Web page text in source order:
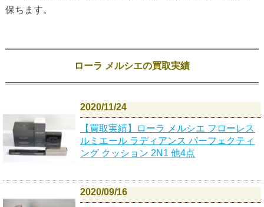
保ちます。
ローラ メルシエの買取実績
2020/11/24
【買取実績】ローラ メルシエ フローレス
ルミエール ラディアンス パーフェクティ
ング クッション 2N1 他4点
2020/09/16